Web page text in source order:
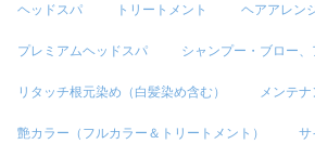
ヘッドスパ トリートメント ヘアアレン
プレミアムヘッドスパ シャンプー・ブロー、
リタッチ根元染め（白髪染め含む） メンテ
艶カラー（フルカラー＆トリートメント） サ